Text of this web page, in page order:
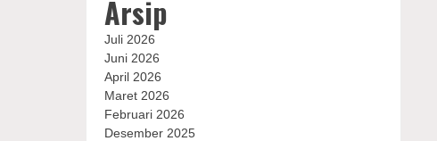
Arsip
Juli 2026
Juni 2026
April 2026
Maret 2026
Februari 2026
Desember 2025